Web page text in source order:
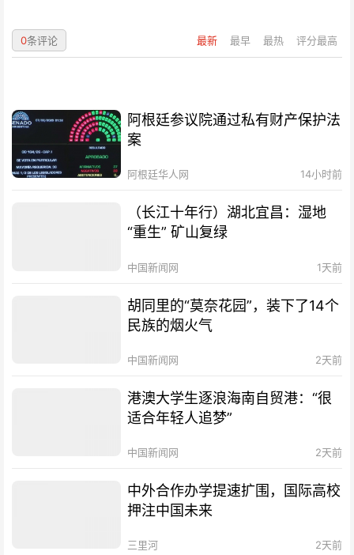
最新 最早 最热 评分最高
0条评论
阿根廷参议院通过私有财产保护法
案
阿根廷华人网 14小时前
（长江十年行）湖北宜昌：湿地
“重生” 矿山复绿
中国新闻网 1天前
胡同里的“莫奈花园”，装下了14个
民族的烟火气
中国新闻网 2天前
港澳大学生逐浪海南自贸港：“很
适合年轻人追梦”
中国新闻网 2天前
中外合作办学提速扩围，国际高校
押注中国未来
三里河 2天前